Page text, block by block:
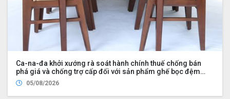
Ca-na-đa khởi xướng rà soát hành chính thuế chống bán
phá giá và chống trợ cấp đối với sản phẩm ghế bọc đệm
nhập khẩu từ Trung Quốc và Việt Nam, đồng thời nhập khẩu
từ Hoa Kỳ bởi Công ty Wayfair LLC (UDS 2026 UP2)
05/08/2026